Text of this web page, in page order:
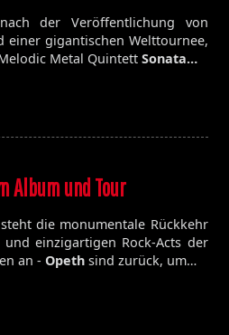
der Veröffentlichung von
einer gigantischen Welttournee,
Metal QuintettSonata…
Album und Tour
die monumentale Rückkehr
einzigartigen Rock-Acts der
an -Opethsind zurück, um…